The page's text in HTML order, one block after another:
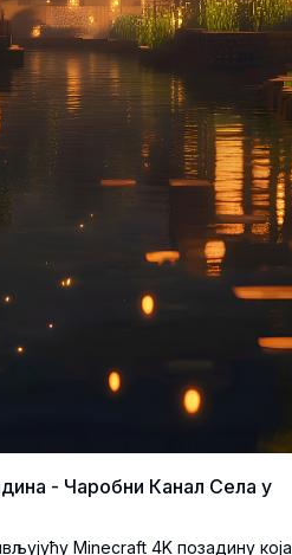
- Чаробни Канал Села у
Minecraft 4K позадину која